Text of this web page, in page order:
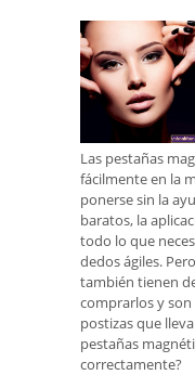
Las pestañas
fácilmente en la
ponerse sin la
baratos, la
todo lo que
dedos ágiles.
también tienen
comprarlos y
postizas que
pestañas
correctamente?